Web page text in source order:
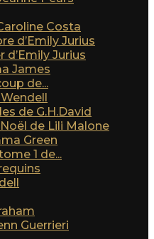
Costa
d’Emily Jurius
Jurius
James
de...
de G.H.David
de Lili Malone
Green
1 de...
Guerrieri